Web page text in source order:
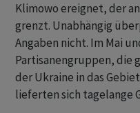
Klimowo ereignet, der
grenzt. Unabhängig
Angaben nicht. Im Mai
Partisanengruppen, die
der Ukraine in das
lieferten sich tagelange